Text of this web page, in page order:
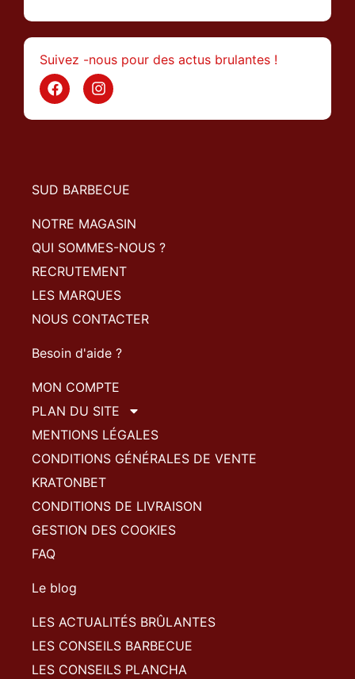
Suivez -nous pour des actus brulantes !
SUD BARBECUE
NOTRE MAGASIN
QUI SOMMES-NOUS ?
RECRUTEMENT
LES MARQUES
NOUS CONTACTER
Besoin d'aide ?
MON COMPTE
PLAN DU SITE
MENTIONS LÉGALES
CONDITIONS GÉNÉRALES DE VENTE
KRATONBET
CONDITIONS DE LIVRAISON
GESTION DES COOKIES
FAQ
Le blog
LES ACTUALITÉS BRÛLANTES
LES CONSEILS BARBECUE
LES CONSEILS PLANCHA